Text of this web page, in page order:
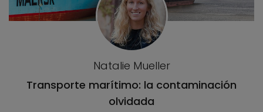
Natalie Mueller
Transporte marítimo: la contaminación
olvidada